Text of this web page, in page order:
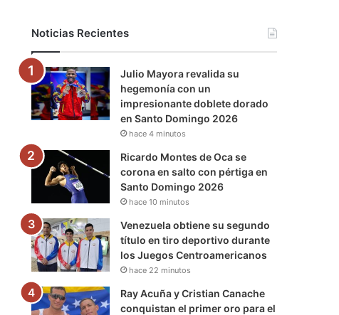
o
k
r
e
r
a
m
a
m
Noticias Recientes
Julio Mayora revalida su
hegemonía con un
impresionante doblete dorado
en Santo Domingo 2026
hace 4 minutos
Ricardo Montes de Oca se
corona en salto con pértiga en
Santo Domingo 2026
hace 10 minutos
Venezuela obtiene su segundo
título en tiro deportivo durante
los Juegos Centroamericanos
hace 22 minutos
Ray Acuña y Cristian Canache
conquistan el primer oro para el